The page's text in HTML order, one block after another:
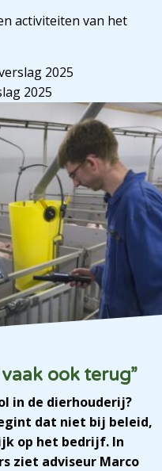
activiteiten van het
2025
2025
ook terug”
in de dierhouderij?
dat niet bij beleid,
op het bedrijf. In
ziet adviseur Marco